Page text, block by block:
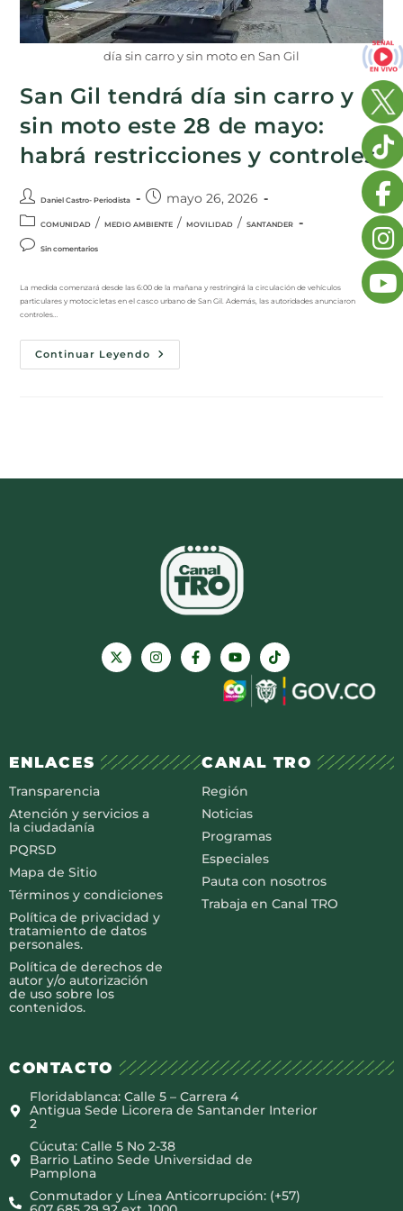
día sin carro y sin moto en San Gil
San Gil tendrá día sin carro y
sin moto este 28 de mayo:
habrá restricciones y controles
Daniel Castro- Periodista mayo 26, 2026
COMUNIDAD / MEDIO AMBIENTE / MOVILIDAD / SANTANDER
Sin comentarios
La medida comenzará desde las 6:00 de la mañana y restringirá la circulación de vehículos
particulares y motocicletas en el casco urbano de San Gil. Además, las autoridades anunciaron
controles…
Continuar Leyendo
ENLACES
Transparencia
Atención y servicios a
la ciudadanía
PQRSD
Mapa de Sitio
Términos y condiciones
Política de privacidad y
tratamiento de datos
personales.
Política de derechos de
autor y/o autorización
de uso sobre los
contenidos.
CANAL TRO
Región
Noticias
Programas
Especiales
Pauta con nosotros
Trabaja en Canal TRO
CONTACTO
Floridablanca: Calle 5 – Carrera 4
Antigua Sede Licorera de Santander Interior
2
Cúcuta: Calle 5 No 2-38
Barrio Latino Sede Universidad de
Pamplona
Conmutador y Línea Anticorrupción: (+57)